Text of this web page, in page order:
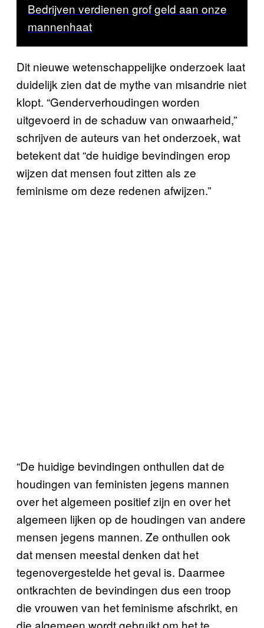
Bedrijven verdienen grof geld aan onze
mannenhaat
Dit nieuwe wetenschappelijke onderzoek laat
duidelijk zien dat de mythe van misandrie niet
klopt. “Genderverhoudingen worden
uitgevoerd in de schaduw van onwaarheid,”
schrijven de auteurs van het onderzoek, wat
betekent dat “de huidige bevindingen erop
wijzen dat mensen fout zitten als ze
feminisme om deze redenen afwijzen.”
“De huidige bevindingen onthullen dat de
houdingen van feministen jegens mannen
over het algemeen positief zijn en over het
algemeen lijken op de houdingen van andere
mensen jegens mannen. Ze onthullen ook
dat mensen meestal denken dat het
tegenovergestelde het geval is. Daarmee
ontkrachten de bevindingen dus een troop
die vrouwen van het feminisme afschrikt, en
die algemeen wordt gebruikt om het te